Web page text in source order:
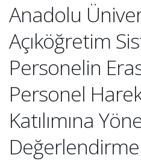
Anadolu
Açıköğretim
Personelin
Personel
Katılımına
Değerlendirme